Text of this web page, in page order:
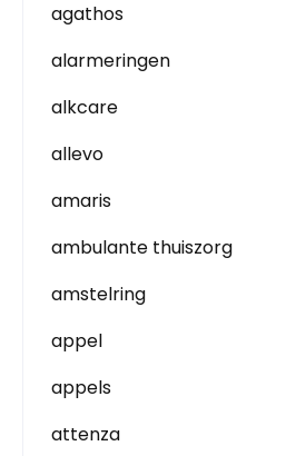
agathos
alarmeringen
alkcare
allevo
amaris
ambulante thuiszorg
amstelring
appel
appels
attenza